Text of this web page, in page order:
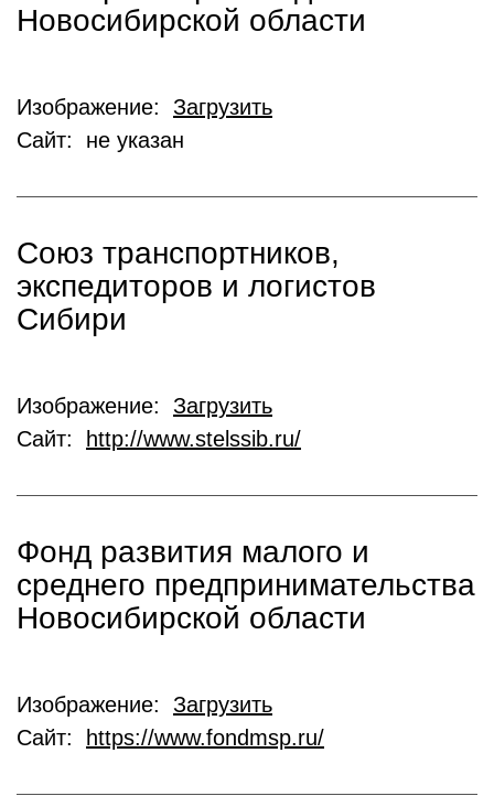
Новосибирской области
Изображение: Загрузить
Сайт: не указан
Союз транспортников,
экспедиторов и логистов
Сибири
Изображение: Загрузить
Сайт:
http://www.stelssib.ru/
Фонд развития малого и
среднего предпринимательства
Новосибирской области
Изображение: Загрузить
Сайт:
https://www.fondmsp.ru/